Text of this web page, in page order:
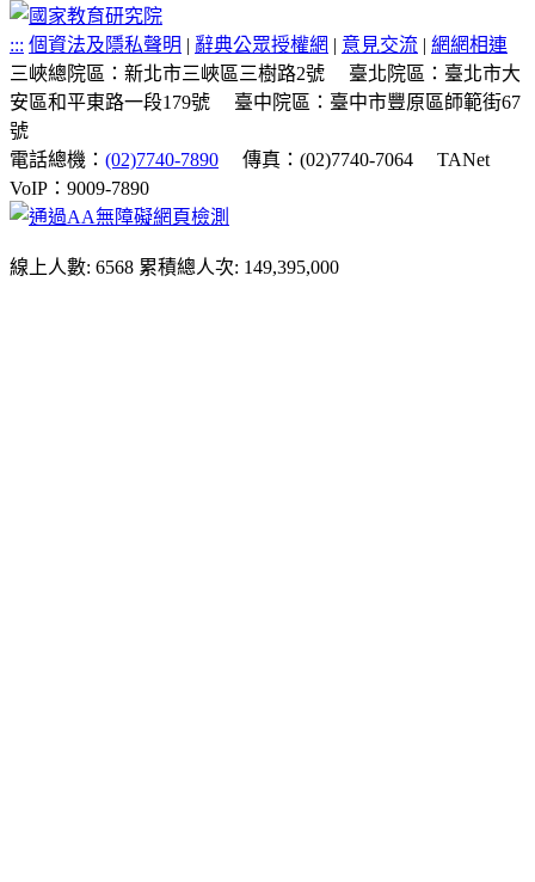
::: 個資法及隱私聲明 | 辭典公眾授權網 | 意見交流 | 網網相連
三峽總院區：新北市三峽區三樹路2號
臺北院區：臺北市大
安區和平東路一段179號
臺中院區：臺中市豐原區師範街67
號
電話總機： (02)7740-7890 傳真：(02)7740-7064
TANet
VoIP：9009-7890
線上人數: 6568 累積總人次: 149,395,000